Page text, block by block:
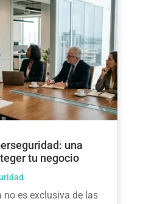
una
tu negocio
no es exclusiva de las